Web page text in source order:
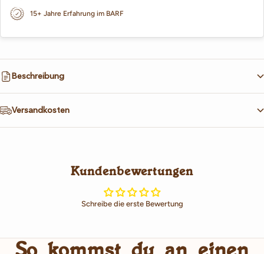
15+ Jahre Erfahrung im BARF
Beschreibung
Versandkosten
Kundenbewertungen
Schreibe die erste Bewertung